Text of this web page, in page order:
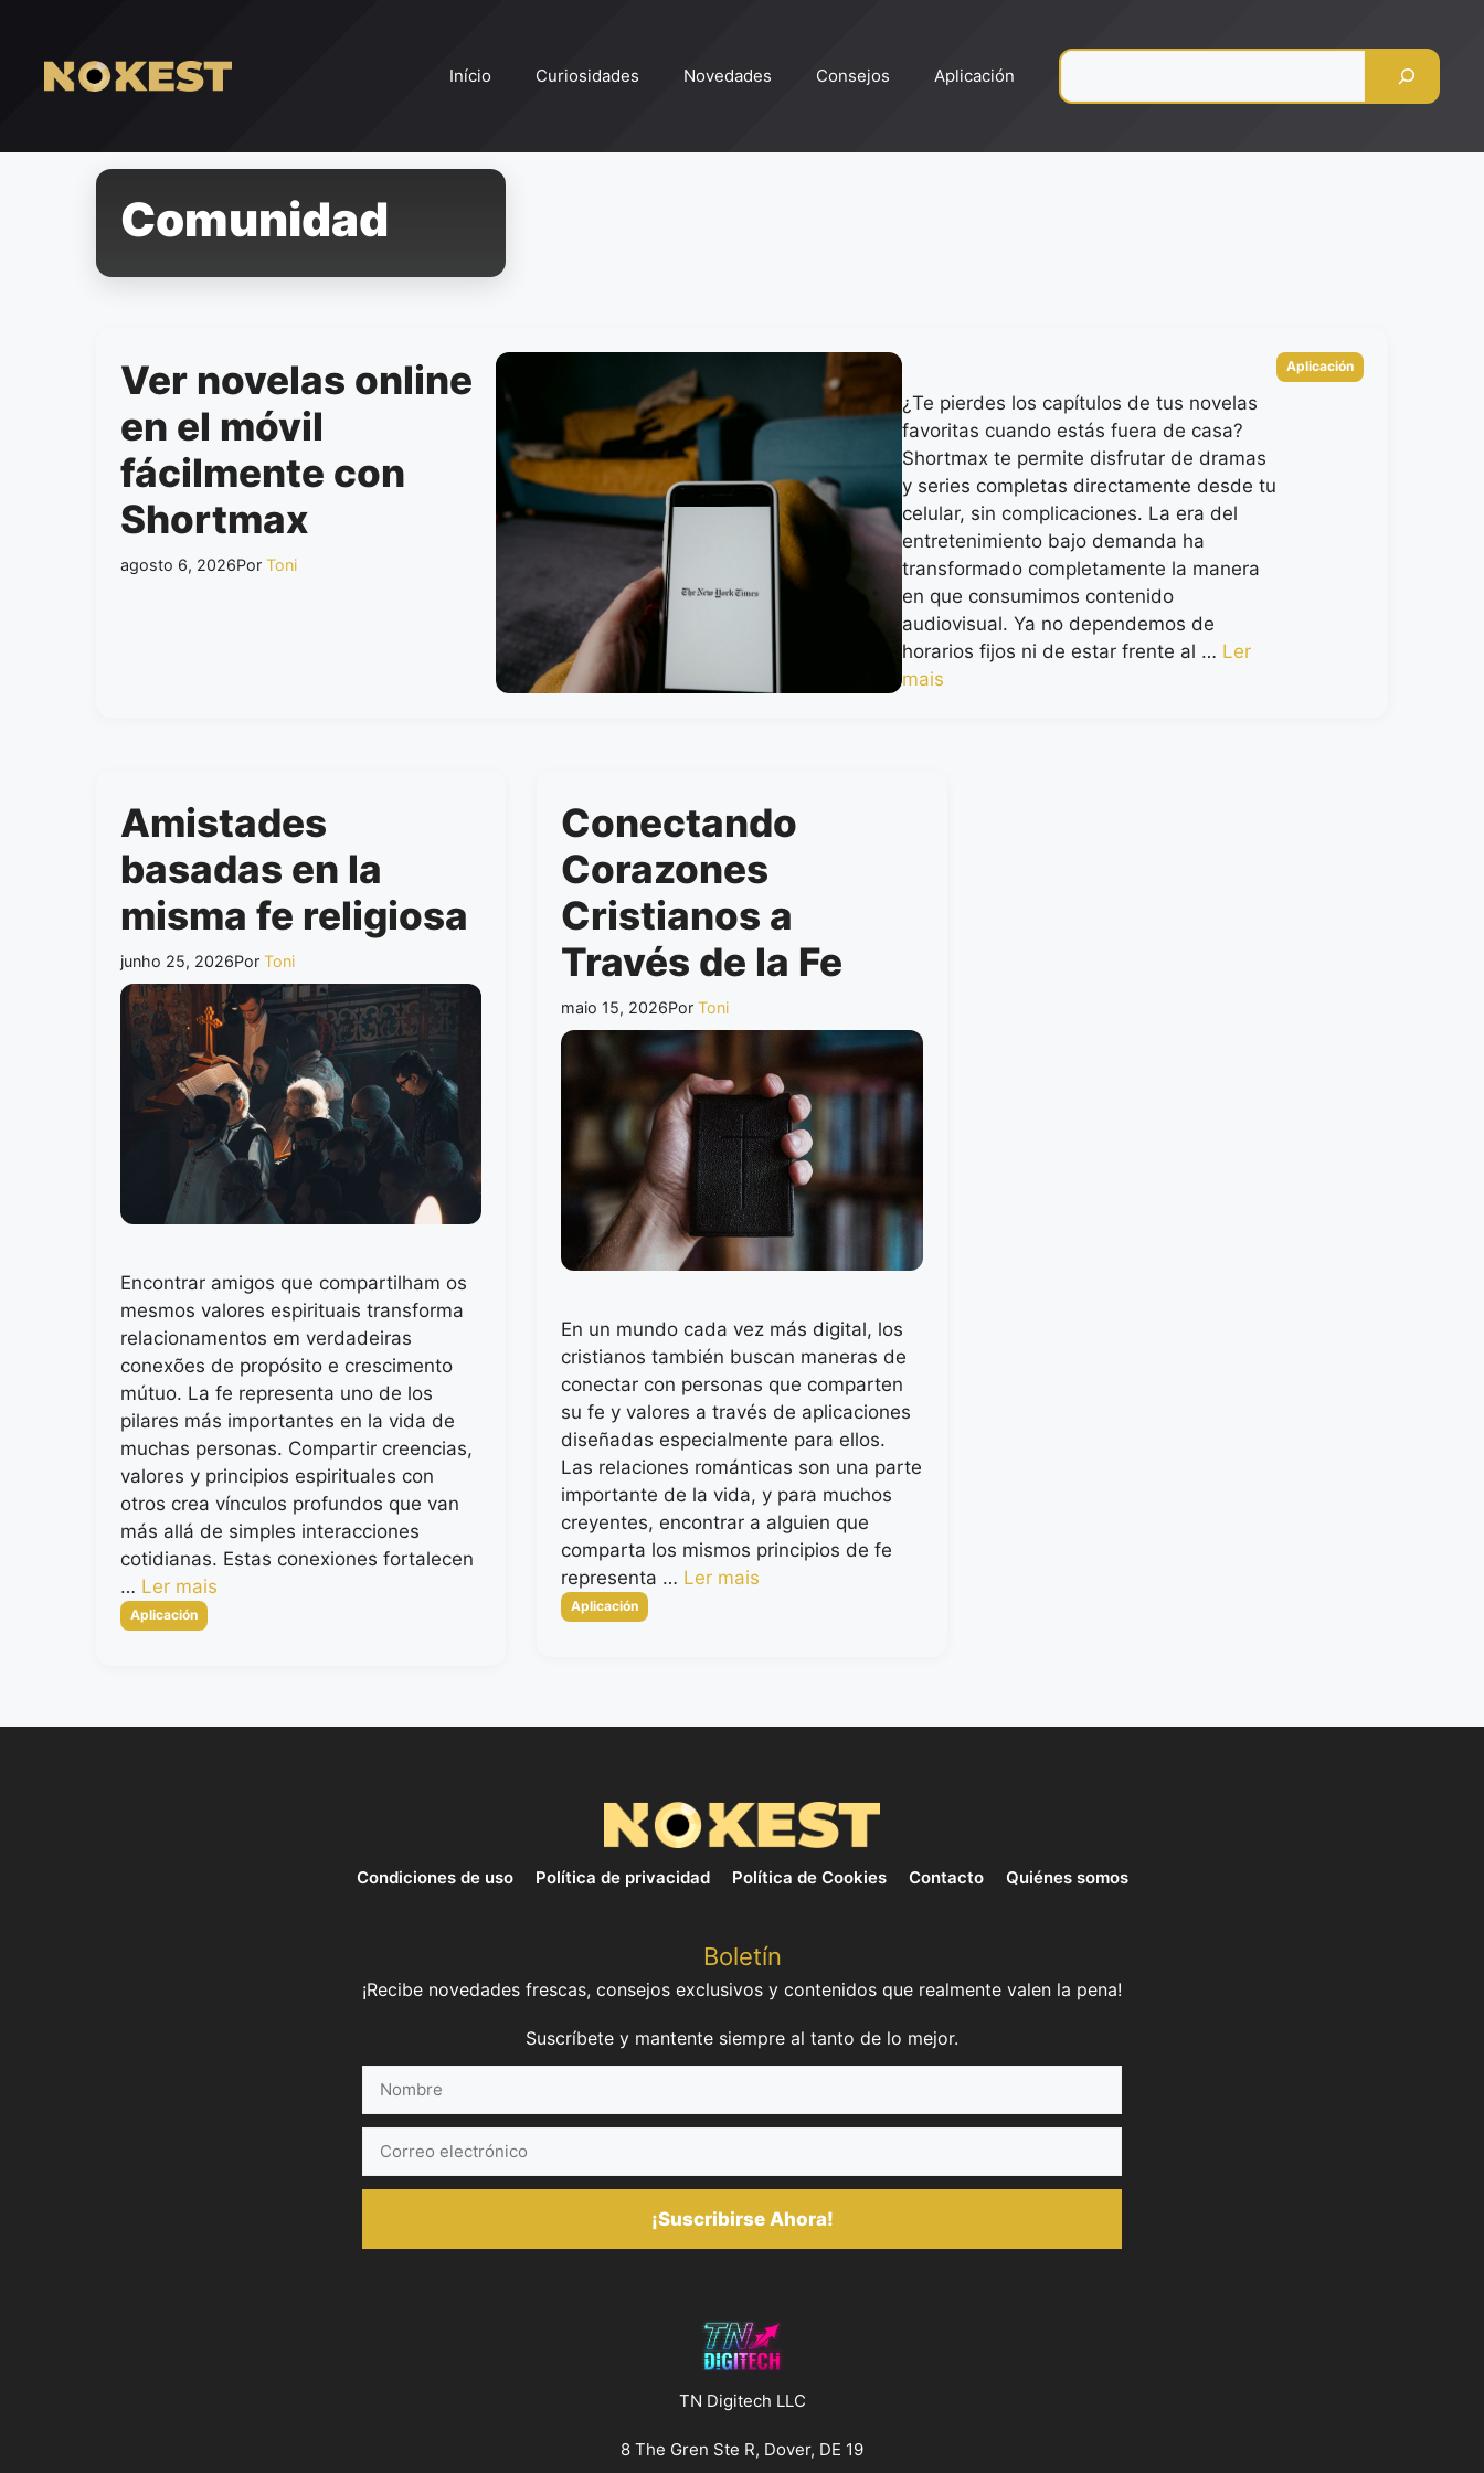
conteúdo
Início Curiosidades Novedades Consejos Aplicación
Comunidad
Ver novelas online
en el móvil
fácilmente con
Shortmax
agosto 6, 2026Por Toni
¿Te pierdes los capítulos de tus novelas
favoritas cuando estás fuera de casa?
Shortmax te permite disfrutar de dramas
y series completas directamente desde tu
celular, sin complicaciones. La era del
entretenimiento bajo demanda ha
transformado completamente la manera
en que consumimos contenido
audiovisual. Ya no dependemos de
horarios fijos ni de estar frente al … Ler
mais
Categorias
Aplicación
Amistades
basadas en la
misma fe religiosa
junho 25, 2026Por Toni
Encontrar amigos que compartilham os
mesmos valores espirituais transforma
relacionamentos em verdadeiras
conexões de propósito e crescimento
mútuo. La fe representa uno de los
pilares más importantes en la vida de
muchas personas. Compartir creencias,
valores y principios espirituales con
otros crea vínculos profundos que van
más allá de simples interacciones
cotidianas. Estas conexiones fortalecen
… Ler mais
Categorias
Aplicación
Conectando
Corazones
Cristianos a
Través de la Fe
maio 15, 2026PorToni
En un mundo cada vez más digital, los
cristianos también buscan maneras de
conectar con personas que comparten
su fe y valores a través de aplicaciones
diseñadas especialmente para ellos.
Las relaciones románticas son una parte
importante de la vida, y para muchos
creyentes, encontrar a alguien que
comparta los mismos principios de fe
representa … Ler mais
Categorias
Aplicación
Condiciones de uso Política de privacidad Política de Cookies Contacto Quiénes somos
Boletín
¡Recibe novedades frescas, consejos exclusivos y contenidos que realmente valen la pena!
Suscríbete y mantente siempre al tanto de lo mejor.
electrónico
¡Suscribirse Ahora!
TN Digitech LLC
8 The Gren Ste R, Dover, DE 19